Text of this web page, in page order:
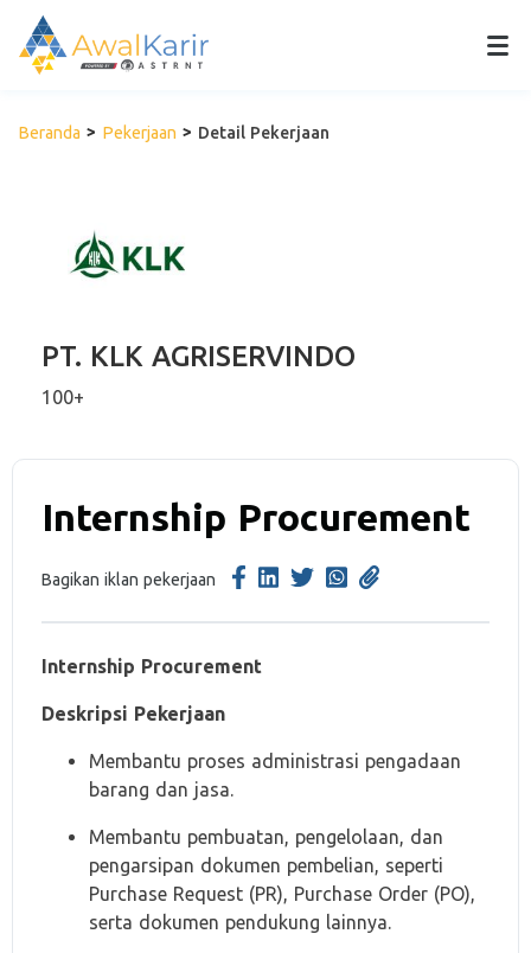
Beranda Pekerjaan Detail Pekerjaan
PT. KLK AGRISERVINDO
100+
Internship Procurement
Bagikan iklan pekerjaan
Internship Procurement
Deskripsi Pekerjaan
Membantu proses administrasi pengadaan
barang dan jasa.
Membantu pembuatan, pengelolaan, dan
pengarsipan dokumen pembelian, seperti
Purchase Request (PR), Purchase Order (PO),
serta dokumen pendukung lainnya.